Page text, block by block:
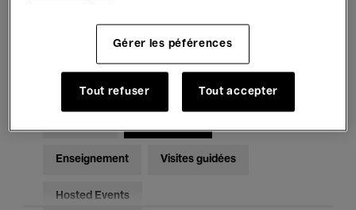
Musique classique Global Music
Enseignement Visites guidées
Hosted Events
Gérer les péférences
Tout refuser Tout accepter